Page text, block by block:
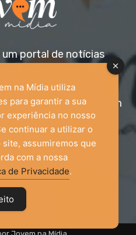
um portal de notícias
voltado para o público
as idades. Nossa
relevante com um
contato:
na Mídia utiliza
para garantir a sua
experiência no nosso
continuar a utilizar o
site, assumiremos que
com a nossa
de Privacidade.